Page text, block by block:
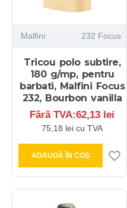
Malfini 232 Focus
Tricou polo subtire,
180 g/mp, pentru
barbati, Malfini Focus
232, Bourbon vanilla
Fără TVA:62,13 lei
75,18 lei cu TVA
ADAUGĂ ÎN COŞ